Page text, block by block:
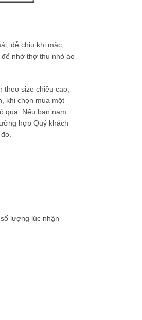
dễ chịu khi mặc,
nhờ thợ thu nhỏ áo
size chiều cao,
khi chọn mua một
qua. Nếu bạn nam
hợp Quý khách
lượng lúc nhận